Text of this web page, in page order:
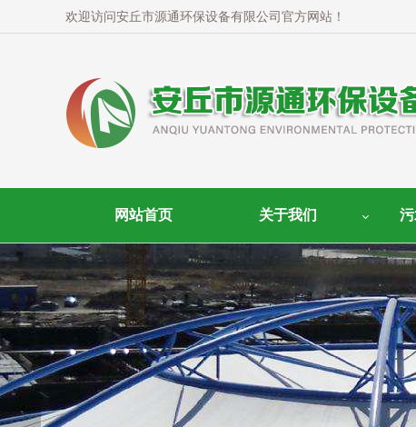
欢迎访问安丘市源通环保设备有限公司官方网站！
网站首页 关于我们